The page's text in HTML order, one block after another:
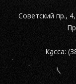
Советский пр.,
Касса: